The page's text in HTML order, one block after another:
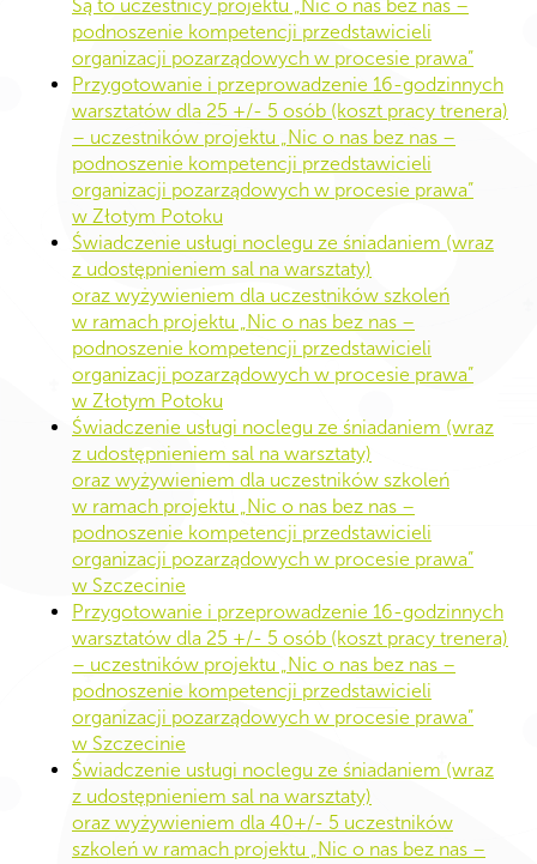
Są to uczestnicy projektu „Nic o nas bez nas –
podnoszenie kompetencji przedstawicieli
organizacji pozarządowych w procesie prawa”
Przygotowanie i przeprowadzenie 16-godzinnych
warsztatów dla 25 +/- 5 osób (koszt pracy trenera)
– uczestników projektu „Nic o nas bez nas –
podnoszenie kompetencji przedstawicieli
organizacji pozarządowych w procesie prawa”
w Złotym Potoku
Świadczenie usługi noclegu ze śniadaniem (wraz
z udostępnieniem sal na warsztaty)
oraz wyżywieniem dla uczestników szkoleń
w ramach projektu „Nic o nas bez nas –
podnoszenie kompetencji przedstawicieli
organizacji pozarządowych w procesie prawa”
w Złotym Potoku
Świadczenie usługi noclegu ze śniadaniem (wraz
z udostępnieniem sal na warsztaty)
oraz wyżywieniem dla uczestników szkoleń
w ramach projektu „Nic o nas bez nas –
podnoszenie kompetencji przedstawicieli
organizacji pozarządowych w procesie prawa”
w Szczecinie
Przygotowanie i przeprowadzenie 16-godzinnych
warsztatów dla 25 +/- 5 osób (koszt pracy trenera)
– uczestników projektu „Nic o nas bez nas –
podnoszenie kompetencji przedstawicieli
organizacji pozarządowych w procesie prawa”
w Szczecinie
Świadczenie usługi noclegu ze śniadaniem (wraz
z udostępnieniem sal na warsztaty)
oraz wyżywieniem dla 40+/- 5 uczestników
szkoleń w ramach projektu „Nic o nas bez nas –